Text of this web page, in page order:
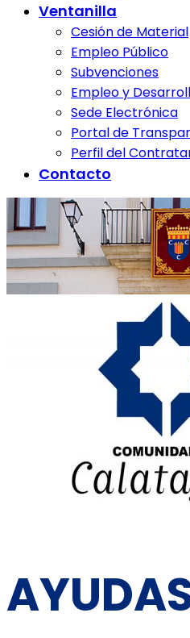
Ventanilla
Cesión de Material
Empleo Público
Subvenciones
Empleo y
Sede Electrónica
Portal de
Perfil del
Contacto